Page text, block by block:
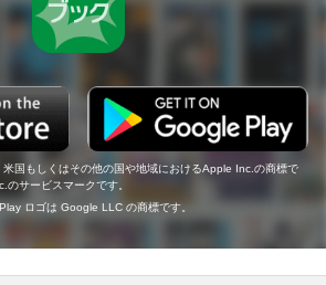
国もしくはその他の国や地域におけるApple Inc.の商標で
サービスマークです。
ロゴは Google LLC の商標です。